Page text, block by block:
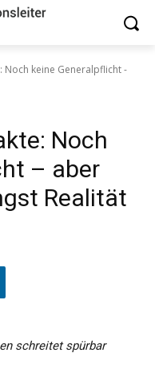
Noch keine Generalpflicht -
Noch
– aber
Realität
schreitet spürbar